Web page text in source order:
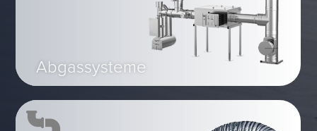
Abgassysteme